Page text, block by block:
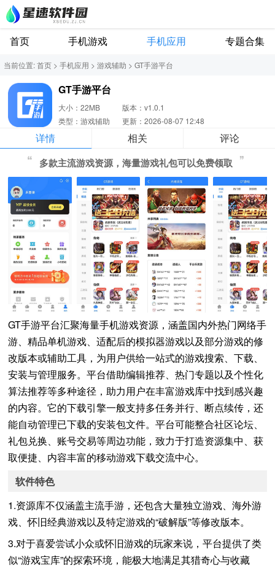
首页 手机游戏 手机应用 专题合集
当前位置:首页 > 手机应用 > 游戏辅助 > GT手游平台
GT手游平台
大小：22MB
版本：v1.0.1
类型：游戏辅助
更新：2026-08-07 12:48
详情 相关 评论
多款主流游戏资源，海量游戏礼包可以免费领取
GT手游平台汇聚海量手机游戏资源，涵盖国内外热门网络手
游、精品单机游戏、适配后的模拟器游戏以及部分游戏的修
改版本或辅助工具，为用户供给一站式的游戏搜索、下载、
安装与管理服务。平台借助编辑推荐、热门专题以及个性化
算法推荐等多种途径，助力用户在丰富游戏库中找到感兴趣
的内容。它的下载引擎一般支持多任务并行、断点续传，还
能自动管理已下载的安装包文件。平台可能整合社区论坛、
礼包兑换、账号交易等周边功能，致力于打造资源集中、获
取便捷、内容丰富的移动游戏下载交流中心。
软件特色
1.资源库不仅涵盖主流手游，还包含大量独立游戏、海外游
戏、怀旧经典游戏以及特定游戏的“破解版”等修改版本。
3.对于喜爱尝试小众或怀旧游戏的玩家来说，平台提供了类
似“游戏宝库”的探索环境，能极大地满足其猎奇心与收藏